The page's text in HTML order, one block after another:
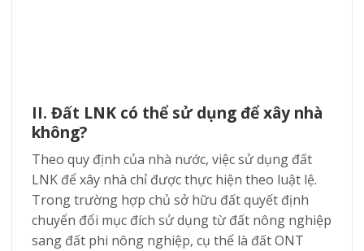
II. Đất LNK có thể sử dụng để xây nhà
không?
Theo quy định của nhà nước, việc sử dụng đất
LNK để xây nhà chỉ được thực hiện theo luật lệ.
Trong trường hợp chủ sở hữu đất quyết định
chuyển đổi mục đích sử dụng từ đất nông nghiệp
sang đất phi nông nghiệp, cụ thể là đất ONT